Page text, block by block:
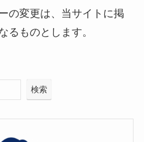
の変更は、当サイトに掲
るものとします。
検索